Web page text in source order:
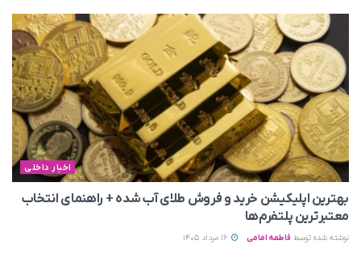
اخبار داخلی
بهترین اپلیکیشن خرید و فروش طلای آب شده + راهنمای انتخاب
معتبرترین پلتفرم‌ها
نوشته شده توسط فاطمه امامی